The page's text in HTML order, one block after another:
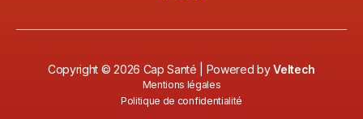
Copyright ©2026 Cap Santé | Powered byVeltech
Mentions légales
Politique de confidentialité